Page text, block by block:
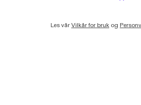
Les vår Vilkår for bruk og